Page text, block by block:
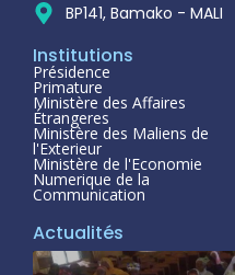
BP141, Bamako - MALI
Institutions
Présidence
Primature
Ministère des Affaires
Étrangeres
Ministère des Maliens de
l'Exterieur
Ministère de l'Economie
Numerique de la
Communication
Actualités